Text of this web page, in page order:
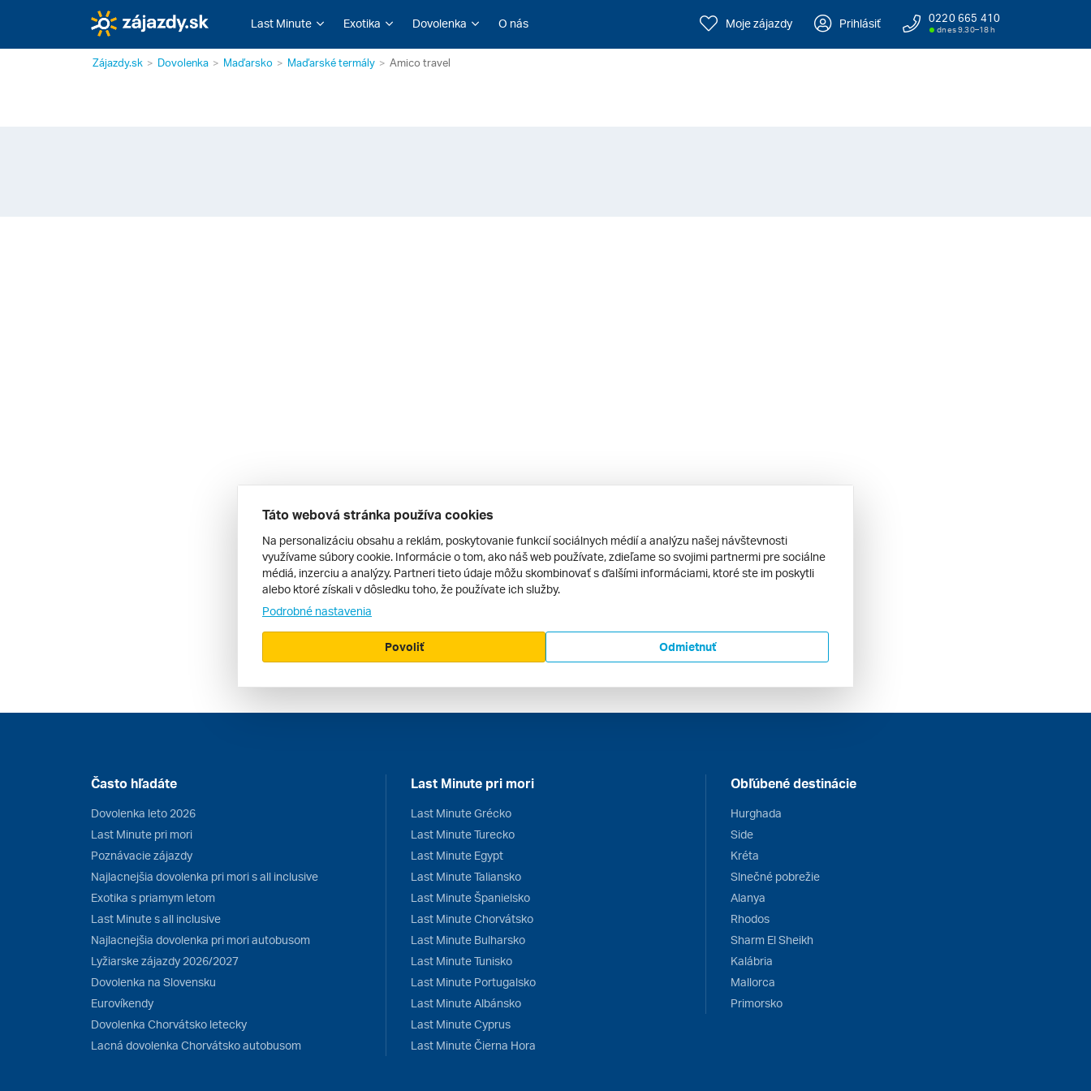
Last Minute Exotika Dovolenka O nás Moje zájazdy Prihlásiť 0220 665 410
dnes 9.30–18 h
Zájazdy.sk Dovolenka Maďarsko Maďarské termály Amico travel
Často hľadáte
Dovolenka leto 2026
Last Minute pri mori
Poznávacie zájazdy
Najlacnejšia dovolenka pri mori s all inclusive
Exotika s priamym letom
Last Minute s all inclusive
Najlacnejšia dovolenka pri mori autobusom
Lyžiarske zájazdy 2026/2027
Dovolenka na Slovensku
Eurovíkendy
Dovolenka Chorvátsko letecky
Lacná dovolenka Chorvátsko autobusom
Last Minute pri mori
Last Minute Grécko
Last Minute Turecko
Last Minute Egypt
Last Minute Taliansko
Last Minute Španielsko
Last Minute Chorvátsko
Last Minute Bulharsko
Last Minute Tunisko
Last Minute Portugalsko
Last Minute Albánsko
Last Minute Cyprus
Last Minute Čierna Hora
Obľúbené destinácie
Hurghada
Side
Kréta
Slnečné pobrežie
Alanya
Rhodos
Sharm El Sheikh
Kalábria
Mallorca
Primorsko
Táto webová stránka používa cookies
Na personalizáciu obsahu a reklám, poskytovanie funkcií sociálnych médií a analýzu našej návštevnosti
využívame súbory cookie. Informácie o tom, ako náš web používate, zdieľame so svojimi partnermi pre sociálne
médiá, inzerciu a analýzy. Partneri tieto údaje môžu skombinovať s ďalšími informáciami, ktoré ste im poskytli
alebo ktoré získali v dôsledku toho, že používate ich služby.
Podrobné nastavenia
Odmietnuť
Povoliť